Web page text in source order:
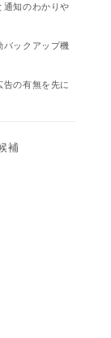
通知のわかりや
バックアップ機
の有無を先に
補